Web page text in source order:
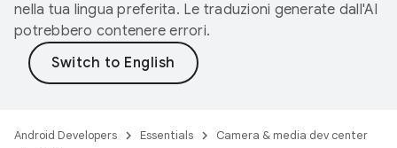
nella tua lingua preferita. Le traduzioni generate dall'AI
potrebbero contenere errori.
Android Developers Essentials
Camera & media dev center